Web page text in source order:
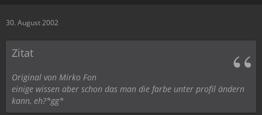
30. August 2002
Zitat
Original von Mirko Fon
einige wissen aber schon das man die farbe unter profil ändern
kann, eh?*gg*